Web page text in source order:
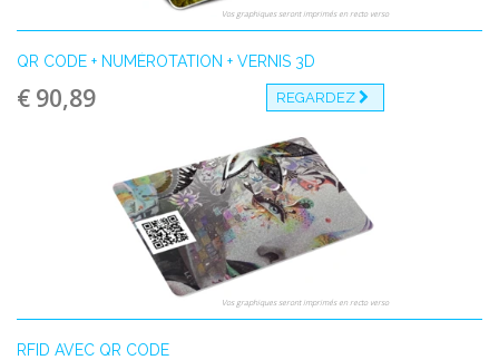
Vos graphiques seront imprimés en recto verso
QR CODE + NUMÉROTATION + VERNIS 3D
€ 90,89 REGARDEZ
Vos graphiques seront imprimés en recto verso
RFID AVEC QR CODE